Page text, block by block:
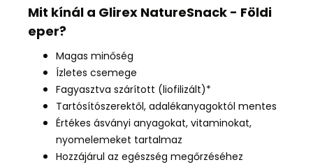
Mit kínál a Glirex NatureSnack - Földi
eper?
Magas minőség
Ízletes csemege
Fagyasztva szárított (liofilizált)*
Tartósítószerektől, adalékanyagoktól mentes
Értékes ásványi anyagokat, vitaminokat,
nyomelemeket tartalmaz
Hozzájárul az egészség megőrzéséhez